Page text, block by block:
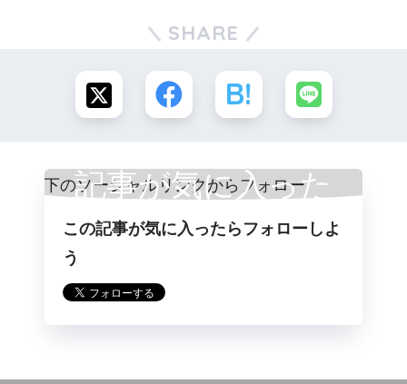
SHARE
記事が気に入った
らフォロー
この記事が気に入ったらフォローしよ
う